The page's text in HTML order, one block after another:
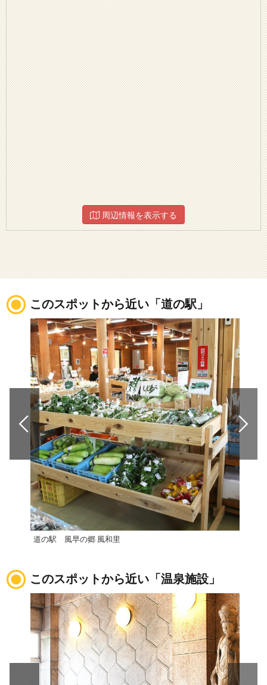
周辺情報を表示する
このスポットから近い「道の駅」
道の駅 風早の郷 風和里
このスポットから近い「温泉施設」